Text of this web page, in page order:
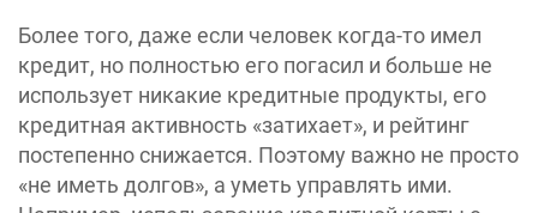
Более того, даже если человек когда-то имел
кредит, но полностью его погасил и больше не
использует никакие кредитные продукты, его
кредитная активность «‎затихает», и рейтинг
постепенно снижается. Поэтому важно не просто
«не иметь долгов‎», а уметь управлять ими.